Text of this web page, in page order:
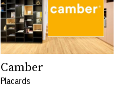
Camber
Placards